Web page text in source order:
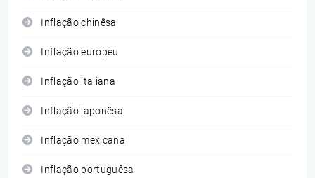
Inflação chinêsa
Inflação europeu
Inflação italiana
Inflação japonêsa
Inflação mexicana
Inflação portuguêsa